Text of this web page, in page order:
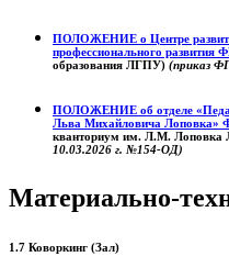
ПОЛОЖЕНИЕ о Центре
профессионального
образования ЛГПУ) (приказ
ПОЛОЖЕНИЕ об отделе
Льва Михайловича Лоповка»
кванториум им. Л.М.
10.03.2026 г. №154-ОД)
Материально-
1.7 Коворкинг (Зал)